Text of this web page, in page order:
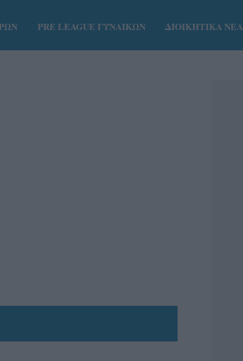
PRE LEAGUE ΓΥΝΑΙΚΩΝ ΔΙΟΙΚΗΤΙΚΑ ΝΕΑ